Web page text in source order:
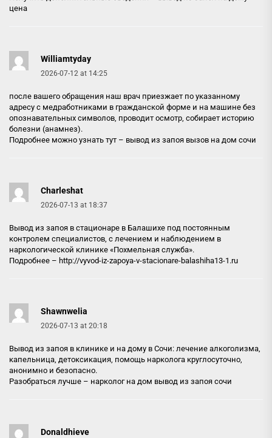
цена
Williamtyday
2026-07-12 at 14:25
после вашего обращения наш врач приезжает по указанному
адресу с медработниками в гражданской форме и на машине без
опознавательных символов, проводит осмотр, собирает историю
болезни (анамнез).
Подробнее можно узнать тут – вывод из запоя вызов на дом сочи
Charleshat
2026-07-13 at 18:37
Вывод из запоя в стационаре в Балашихе под постоянным
контролем специалистов, с лечением и наблюдением в
наркологической клинике «Похмельная служба».
Подробнее – http://vyvod-iz-zapoya-v-stacionare-balashiha13-1.ru
Shawnwelia
2026-07-13 at 20:18
Вывод из запоя в клинике и на дому в Сочи: лечение алкоголизма,
капельница, детоксикация, помощь нарколога круглосуточно,
анонимно и безопасно.
Разобраться лучше – нарколог на дом вывод из запоя сочи
Donaldhieve